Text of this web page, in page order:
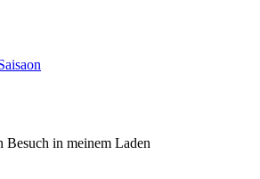
Besuch in meinem Laden